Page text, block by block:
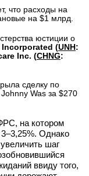
что расходы на
на $1 млрд.
юстиции о
(UNH:
Inc. (CHNG:
сделку по
Was за $270
на котором
Однако
шаг
ввиду того,